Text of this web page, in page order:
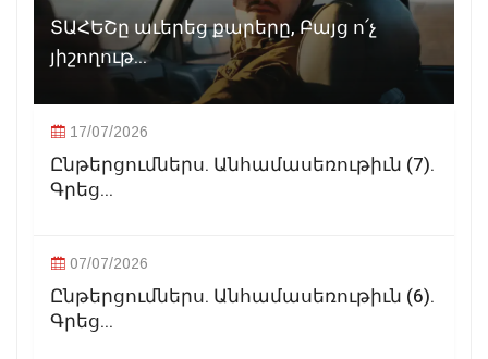
ՏԱՀԵՇը աւերեց քարերը, Բայց ո՛չ
յիշողութ...
17/07/2026
Ընթերցումներս. Անհամասեռութիւն (7).
Գրեց...
07/07/2026
Ընթերցումներս. Անհամասեռութիւն (6).
Գրեց...